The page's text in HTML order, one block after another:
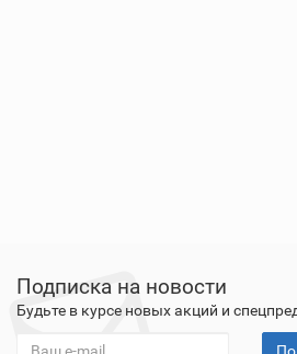
Подписка на новости
Будьте в курсе новых акций и